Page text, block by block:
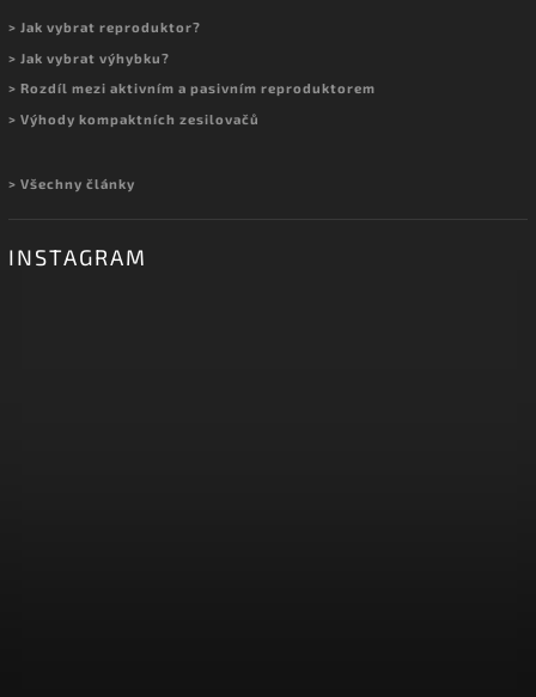
> Jak vybrat reproduktor?
> Jak vybrat výhybku?
> Rozdíl mezi aktivním a pasivním reproduktorem
> Výhody kompaktních zesilovačů
> Všechny články
INSTAGRAM